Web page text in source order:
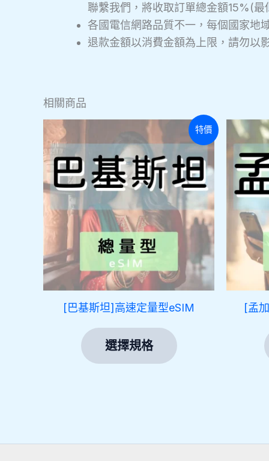
聯繫我們，將收取訂單總金額15%(
各國電信網路品質不一，每個國家地
退款金額以消費金額為上限，請勿以
相關商品
特價
[巴基斯坦]高速定量型eSIM
選擇規格
產
品
有
多
種
款
可
在
產
面
[孟